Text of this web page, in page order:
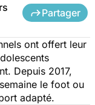
Partager
ont offert leur
Depuis 2017,
le foot ou
adapté.